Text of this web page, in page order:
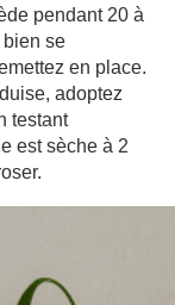
pendant 20 à
bien se
en place.
adoptez
testant
est sèche à 2